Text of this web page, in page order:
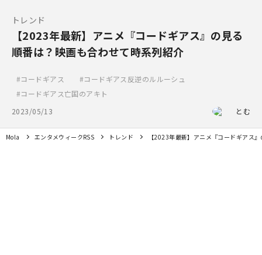
トレンド
【2023年最新】アニメ『コードギアス』の見る
順番は？映画も合わせて時系列紹介
コードギアス
コードギアス反逆のルルーシュ
コードギアス亡国のアキト
2023/05/13
とむ
Mola エンタメウィークRSS トレンド 【2023年最新】アニメ『コードギアス